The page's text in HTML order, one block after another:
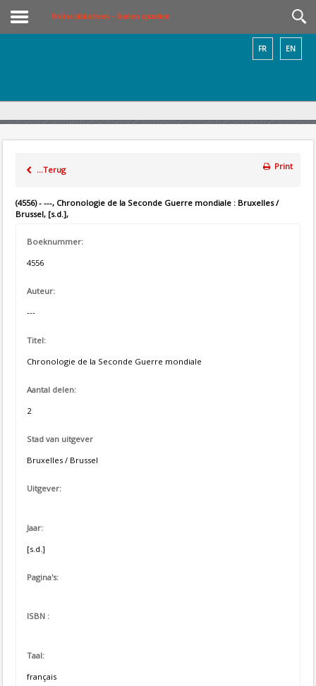
Online bibliotheek – Boeken opzoeken
EN
FR
...Terug Print
(4556) - ---, Chronologie de la Seconde Guerre mondiale : Bruxelles /
Brussel, [s.d.],
Boeknummer:
4556
Auteur:
---
Titel:
Chronologie de la Seconde Guerre mondiale
Aantal delen:
2
Stad van uitgever
Bruxelles / Brussel
Uitgever:
Jaar:
[s.d.]
Pagina's:
ISBN :
Taal:
français